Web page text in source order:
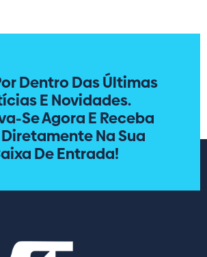
Dentro Das Últimas
E Novidades.
Se Agora E Receba
Na Sua
De Entrada!